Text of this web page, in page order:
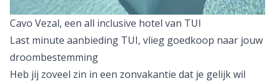
Cavo Vezal, een all inclusive hotel van TUI
Last minute aanbieding TUI, vlieg goedkoop naar jouw
droombestemming
Heb jij zoveel zin in een zonvakantie dat je gelijk wil